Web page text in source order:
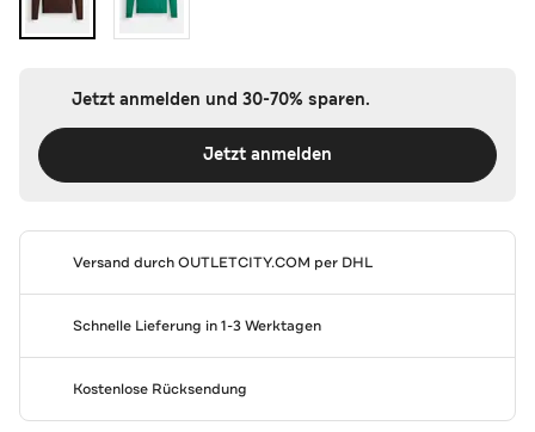
Jetzt anmelden und 30-70% sparen.
Jetzt anmelden
Versand durchOUTLETCITY.COM per DHL
Schnelle Lieferung in 1-3 Werktagen
Kostenlose Rücksendung